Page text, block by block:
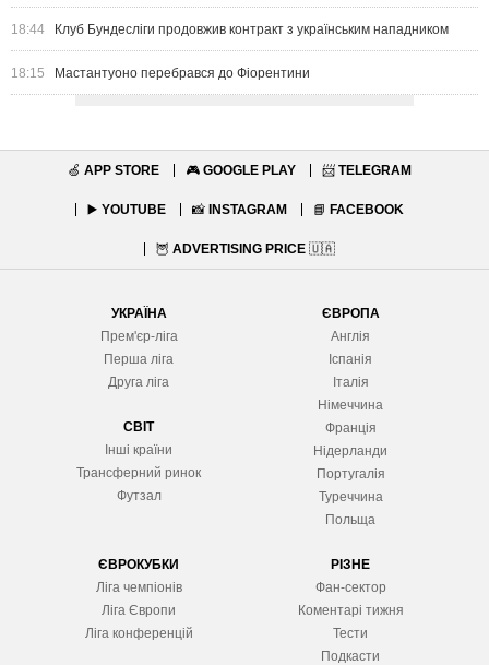
18:44 Клуб Бундесліги продовжив контракт з українським нападником
18:15 Мастантуоно перебрався до Фіорентини
🍏 APP STORE 🎮 GOOGLE PLAY 📨 TELEGRAM
▶️ YOUTUBE 📸 INSTAGRAM 📘 FACEBOOK
🦉 ADVERTISING PRICE 🇺🇦
УКРАЇНА
Прем'єр-ліга
Перша ліга
Друга ліга
СВІТ
Інші країни
Трансферний ринок
Футзал
ЄВРОПА
Англія
Іспанія
Італія
Німеччина
Франція
Нідерланди
Португалія
Туреччина
Польща
ЄВРОКУБКИ
Ліга чемпіонів
Ліга Європи
Ліга конференцій
РІЗНЕ
Фан-сектор
Коментарі тижня
Тести
Подкасти